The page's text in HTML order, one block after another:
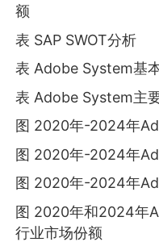
额
表 SAP SWOT分析
表 Adobe System基
表 Adobe System主
图 2020年-2024年
图 2020年-2024年
图 2020年-2024年
图 2020年和2024年
行业市场份额